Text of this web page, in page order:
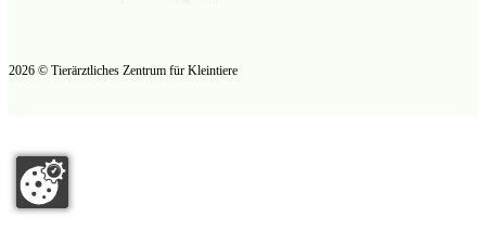
2026 © Tierärztliches Zentrum für Kleintiere